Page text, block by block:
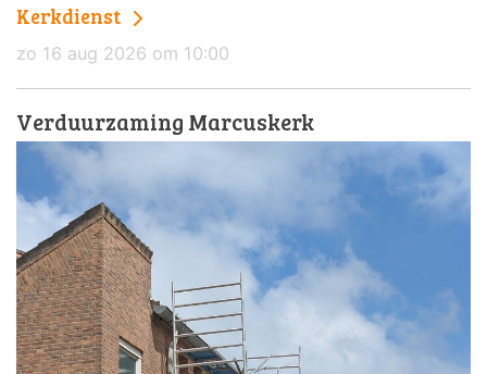
Kerkdienst
zo 16 aug 2026 om 10:00
Verduurzaming Marcuskerk